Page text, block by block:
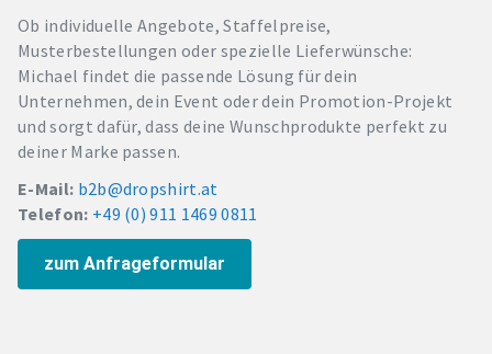
Ob individuelle Angebote, Staffelpreise,
Musterbestellungen oder spezielle Lieferwünsche:
Michael findet die passende Lösung für dein
Unternehmen, dein Event oder dein Promotion-Projekt
und sorgt dafür, dass deine Wunschprodukte perfekt zu
deiner Marke passen.
E-Mail: b2b@dropshirt.at
Telefon: +49 (0) 911 1469 0811
zum Anfrageformular